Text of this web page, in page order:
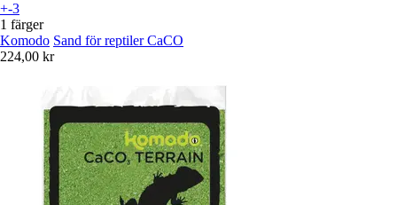
+-3
1 färger
Komodo Sand för reptiler CaCO
224,00 kr